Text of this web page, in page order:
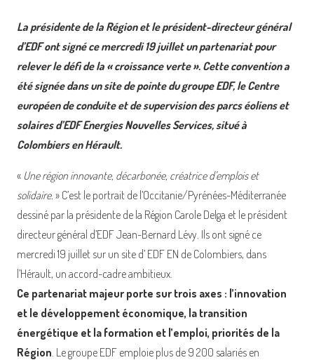
La présidente de la Région et le président-directeur général
d’EDF ont signé ce mercredi 19 juillet un partenariat pour
relever le défi de la « croissance verte ». Cette convention a
été signée dans un site de pointe du groupe EDF, le Centre
européen de conduite et de supervision des parcs éoliens et
solaires d’EDF Energies Nouvelles Services, situé à
Colombiers en Hérault.
« Une région innovante, décarbonée, créatrice d’emplois et
solidaire. » C’est le portrait de l’Occitanie/Pyrénées-Méditerranée
dessiné par la présidente de la Région Carole Delga et le président
directeur général d’EDF Jean-Bernard Lévy. Ils ont signé ce
mercredi 19 juillet sur un site d’ EDF EN de Colombiers, dans
l’Hérault, un accord-cadre ambitieux.
Ce partenariat majeur porte sur trois axes : l’innovation
et le développement économique, la transition
énergétique et la formation et l’emploi, priorités de la
Région. Le groupe EDF emploie plus de 9 200 salariés en